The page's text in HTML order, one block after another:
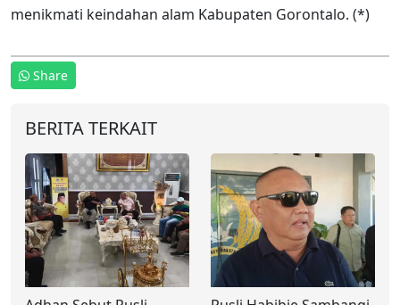
menikmati keindahan alam Kabupaten Gorontalo. (*)
Share
BERITA TERKAIT